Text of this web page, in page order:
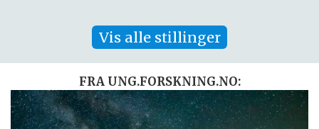
Vis alle stillinger
FRA UNG.FORSKNING.NO: